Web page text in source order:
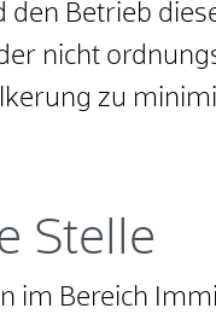
den Betrieb
nicht
zu
Stelle
im Bereich